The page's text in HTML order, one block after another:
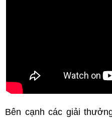
Bên cạnh các giải